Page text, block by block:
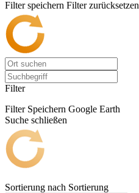
Filter speichern Filter zurücksetzen
Filter
Filter Speichern Google Earth
Suche schließen
Sortierung nach Sortierung